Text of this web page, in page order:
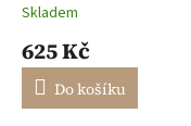
Průměrné
hodnocení
produktu
5,0
Skladem
625 Kč
Do košíku